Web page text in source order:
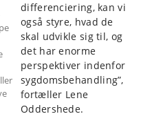
differenciering, kan vi
også styre, hvad de
skal udvikle sig til, og
det har enorme
perspektiver indenfor
sygdomsbehandling”,
fortæller Lene
Oddershede.